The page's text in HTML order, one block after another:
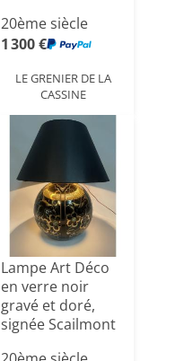
20ème siècle
1 300 €
LE GRENIER DE LA
CASSINE
Lampe Art Déco
en verre noir
gravé et doré,
signée Scailmont